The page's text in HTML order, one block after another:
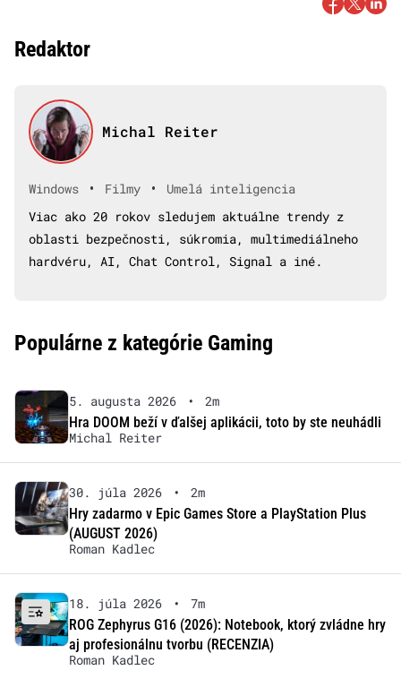
Redaktor
Michal Reiter
Windows • Filmy •
Umelá inteligencia
Viac ako 20 rokov sledujem aktuálne trendy z
oblasti bezpečnosti, súkromia, multimediálneho
hardvéru, AI, Chat Control, Signal a iné.
Populárne z kategórie Gaming
5. augusta 2026 •
2m
Hra DOOM beží v ďalšej aplikácii, toto by ste neuhádli
Michal Reiter
30. júla 2026 •
2m
Hry zadarmo v Epic Games Store a PlayStation Plus
(AUGUST 2026)
Roman Kadlec
18. júla 2026 •
7m
ROG Zephyrus G16 (2026): Notebook, ktorý zvládne hry
aj profesionálnu tvorbu (RECENZIA)
Roman Kadlec